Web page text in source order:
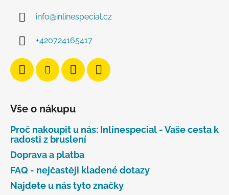
info@inlinespecial.cz
+420724165417
Vše o nákupu
Proč nakoupit u nás: Inlinespecial - Vaše cesta k
radosti z bruslení
Doprava a platba
FAQ - nejčastěji kladené dotazy
Najdete u nás tyto značky